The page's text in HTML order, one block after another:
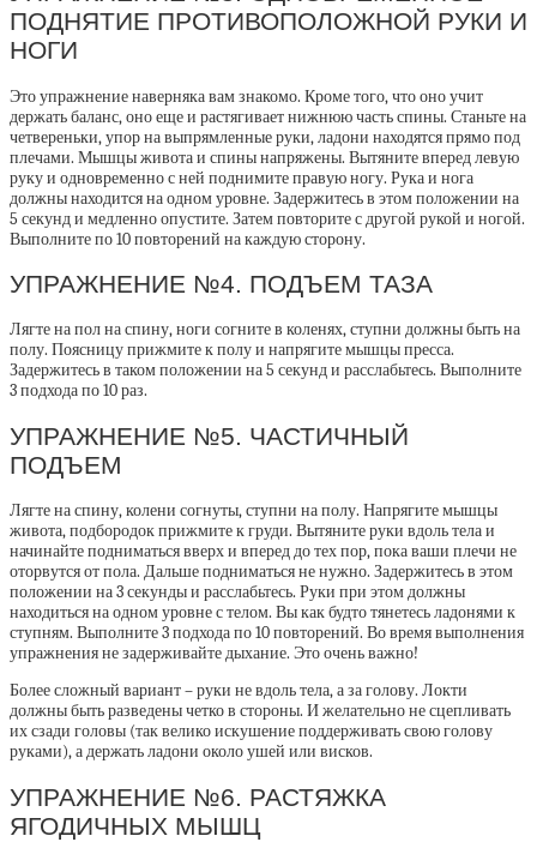
ПОДНЯТИЕ ПРОТИВОПОЛОЖНОЙ РУКИ И
НОГИ
Это упражнение наверняка вам знакомо. Кроме того, что оно учит
держать баланс, оно еще и растягивает нижнюю часть спины. Станьте на
четвереньки, упор на выпрямленные руки, ладони находятся прямо под
плечами. Мышцы живота и спины напряжены. Вытяните вперед левую
руку и одновременно с ней поднимите правую ногу. Рука и нога
должны находится на одном уровне. Задержитесь в этом положении на
5 секунд и медленно опустите. Затем повторите с другой рукой и ногой.
Выполните по 10 повторений на каждую сторону.
УПРАЖНЕНИЕ №4. ПОДЪЕМ ТАЗА
Лягте на пол на спину, ноги согните в коленях, ступни должны быть на
полу. Поясницу прижмите к полу и напрягите мышцы пресса.
Задержитесь в таком положении на 5 секунд и расслабьтесь. Выполните
3 подхода по 10 раз.
УПРАЖНЕНИЕ №5. ЧАСТИЧНЫЙ
ПОДЪЕМ
Лягте на спину, колени согнуты, ступни на полу. Напрягите мышцы
живота, подбородок прижмите к груди. Вытяните руки вдоль тела и
начинайте подниматься вверх и вперед до тех пор, пока ваши плечи не
оторвутся от пола. Дальше подниматься не нужно. Задержитесь в этом
положении на 3 секунды и расслабьтесь. Руки при этом должны
находиться на одном уровне с телом. Вы как будто тянетесь ладонями к
ступням. Выполните 3 подхода по 10 повторений. Во время выполнения
упражнения не задерживайте дыхание. Это очень важно!
Более сложный вариант – руки не вдоль тела, а за голову. Локти
должны быть разведены четко в стороны. И желательно не сцепливать
их сзади головы (так велико искушение поддерживать свою голову
руками), а держать ладони около ушей или висков.
УПРАЖНЕНИЕ №6. РАСТЯЖКА
ЯГОДИЧНЫХ МЫШЦ